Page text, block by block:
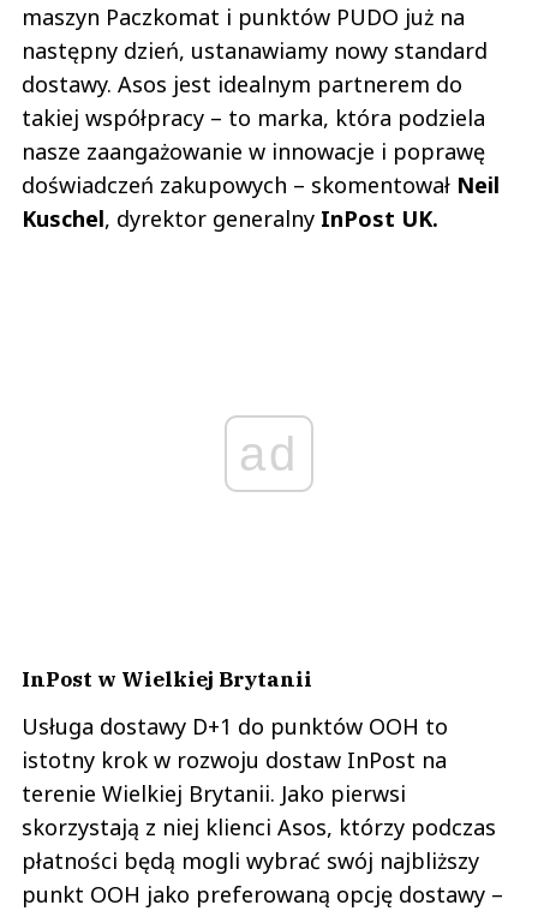
maszyn Paczkomat i punktów PUDO już na
następny dzień, ustanawiamy nowy standard
dostawy. Asos jest idealnym partnerem do
takiej współpracy – to marka, która podziela
nasze zaangażowanie w innowacje i poprawę
doświadczeń zakupowych – skomentował Neil
Kuschel, dyrektor generalny InPost UK.
ad
InPost w Wielkiej Brytanii
Usługa dostawy D+1 do punktów OOH to
istotny krok w rozwoju dostaw InPost na
terenie Wielkiej Brytanii. Jako pierwsi
skorzystają z niej klienci Asos, którzy podczas
płatności będą mogli wybrać swój najbliższy
punkt OOH jako preferowaną opcję dostawy –